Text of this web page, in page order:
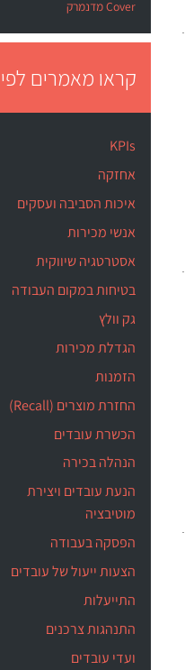
Cover מדנמרק
קראו מאמרים
KPIs
אחזקה
איכות הסביבה ועסקים
אנשי מכירות
אסטרטגיה שיווקית
בטיחות במקום העבודה
גק וולץ
הגדלת מכירות
הזמנות
החזרת מוצרים (Recall)
הכשרת עובדים
הנהלה בכירה
הנעת עובדים ויצירת
מוטיבציה
הפסקה בעבודה
הצעות ייעול של עובדים
התייעלות
התנהגות צרכנים
ועדי עובדים